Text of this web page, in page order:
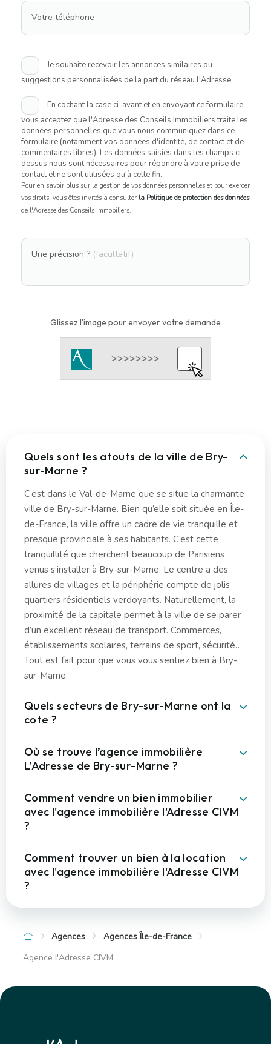
Votre téléphone
Je souhaite recevoir les annonces similaires ou
suggestions personnalisées de la part du réseau l'Adresse.
En cochant la case ci-avant et en envoyant ce formulaire,
vous acceptez que l'Adresse des Conseils Immobiliers traite les
données personnelles que vous nous communiquez dans ce
formulaire (notamment vos données d'identité, de contact et de
commentaires libres). Les données saisies dans les champs ci-
dessus nous sont nécessaires pour répondre à votre prise de
contact et ne sont utilisées qu'à cette fin.
Pour en savoir plus sur la gestion de vos données personnelles et pour exercer
vos droits, vous êtes invités à consulter la Politique de protection des données
de l'Adresse des Conseils Immobiliers.
Une précision ? (facultatif)
Glissez l'image pour envoyer votre demande
Quels sont les atouts de la ville de Bry-
sur-Marne ?
C’est dans le Val-de-Marne que se situe la charmante
ville de Bry-sur-Marne. Bien qu’elle soit située en Île-
de-France, la ville offre un cadre de vie tranquille et
presque provinciale à ses habitants. C’est cette
tranquillité que cherchent beaucoup de Parisiens
venus s’installer à Bry-sur-Marne. Le centre a des
allures de villages et la périphérie compte de jolis
quartiers résidentiels verdoyants. Naturellement, la
proximité de la capitale permet à la ville de se parer
d’un excellent réseau de transport. Commerces,
établissements scolaires, terrains de sport, sécurité…
Tout est fait pour que vous vous sentiez bien à Bry-
sur-Marne.
Quels secteurs de Bry-sur-Marne ont la
cote ?
Où se trouve l’agence immobilière
L’Adresse de Bry-sur-Marne ?
Comment vendre un bien immobilier
avec l'agence immobilière l'Adresse CIVM
?
Comment trouver un bien à la location
avec l'agence immobilière l'Adresse CIVM
?
Agences
Agences Île-de-France
Agence l'Adresse CIVM